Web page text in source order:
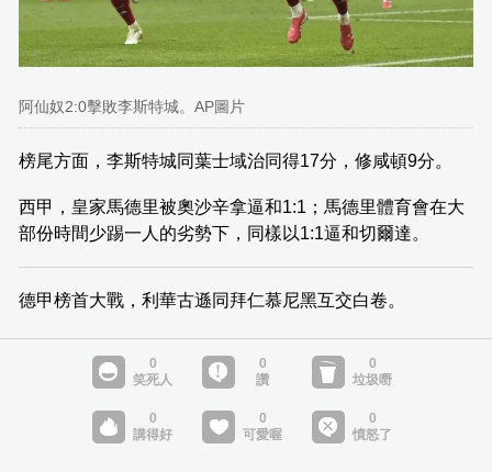
阿仙奴2:0擊敗李斯特城。AP圖片
榜尾方面，李斯特城同葉士域治同得17分，修咸頓9分。
西甲，皇家馬德里被奧沙辛拿逼和1:1；馬德里體育會在大
部份時間少踢一人的劣勢下，同樣以1:1逼和切爾達。
德甲榜首大戰，利華古遜同拜仁慕尼黑互交白卷。